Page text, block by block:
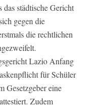
städtische Gericht
gegen die
die rechtlichen
Lazio Anfang
für Schüler
Gesetzgeber eine
Zudem